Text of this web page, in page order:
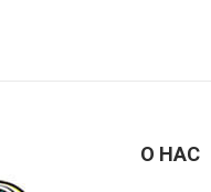
О НАС